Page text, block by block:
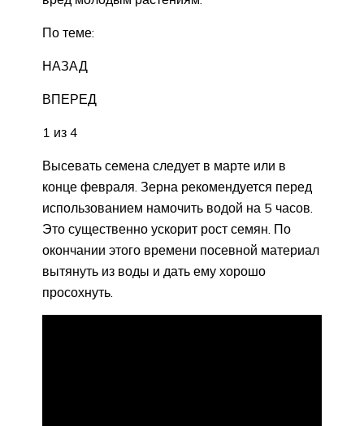
По теме:
НАЗАД
ВПЕРЕД
1 из 4
Высевать семена следует в марте или в
конце февраля. Зерна рекомендуется перед
использованием намочить водой на 5 часов.
Это существенно ускорит рост семян. По
окончании этого времени посевной материал
вытянуть из воды и дать ему хорошо
просохнуть.